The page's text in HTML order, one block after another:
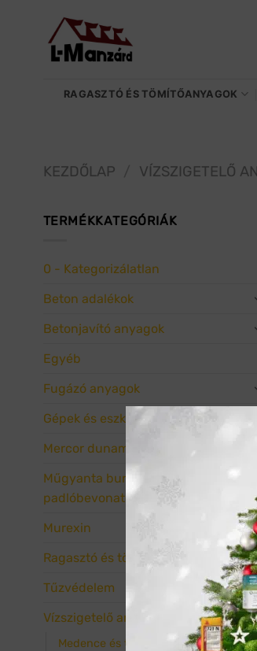
RAGASZTÓ ÉS TÖMÍTŐANYAGOK
KEZDŐLAP VÍZSZIGETELŐ
TERMÉKKATEGÓRIÁK
0 - Kategorizálatlan
Beton adalékok
Betonjavító anyagok
Egyéb
Fugázó anyagok
Gépek és eszközök
Mercor dunamenti
Műgyanta burkolatok és ipari
padlóbevonatok
Murexin
Ragasztó és tömítőanyagok
Tűzvédelem
Vízszigetelő anyagok
Medence és tartály szigetelő anyagok